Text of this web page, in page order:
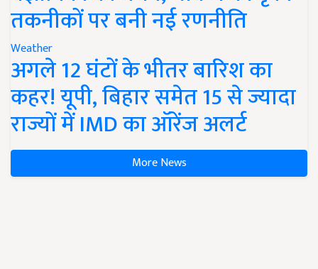
तकनीकों पर बनी नई रणनीति
Weather
अगले 12 घंटों के भीतर बारिश का
कहर! यूपी, बिहार समेत 15 से ज्यादा
राज्यों में IMD का ऑरेंज अलर्ट
More News